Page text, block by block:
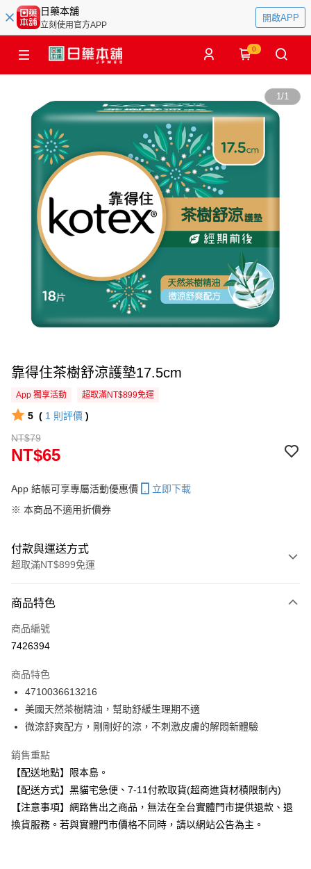
日藥本舖
立刻使用官方APP
開啟APP
0
1/1
靠得住茶樹舒涼護墊17.5cm
App 獨享活動 超取滿NT$899免運
5 ( 1 則評價 )
NT$79
NT$65
App 結帳可享專屬活動優惠價
立即下載
※ 本商品不適用折價券
付款與運送方式
超取滿NT$899免運
信用卡一次付款
超商取貨付款
Apple Pay
街口支付
Google Pay
全盈+PAY
商品特色
商品編號
7426394
商品特色
4710036613216
美國天然茶樹精油，幫助舒緩生理期不適
微涼舒爽配方，剛剛好的涼，不刺激皮膚的解悶新體驗
銷售重點
【配送地點】限本島。
【配送方式】黑貓宅急便、7-11付款取貨(超商進貨材積限制內)
【注意事項】網路售出之商品，無法在全台實體門市提供退款、退
換貨服務。若與實體門市價格不同時，請以網站公告為主。